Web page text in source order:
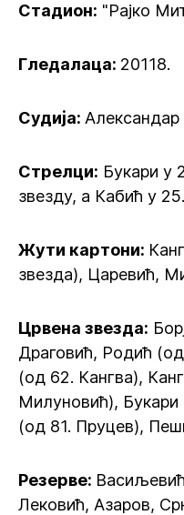
Стадион: "Рајко
Гледалаца: 20118.
Судија:
Стрелци: Букари у
звезду, а Кабић у
Жути картони:
звезда), Царевић,
Црвена звезда:
Драговић, Родић
(од 62. Кангва),
Милуновић),
(од 81. Пруцев),
Резерве:
Лековић, Азаров,